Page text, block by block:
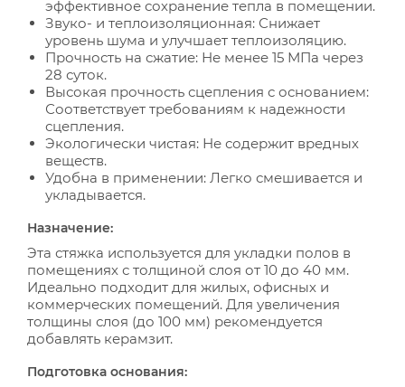
эффективное сохранение тепла в помещении.
Звуко- и теплоизоляционная: Снижает
уровень шума и улучшает теплоизоляцию.
Прочность на сжатие: Не менее 15 МПа через
28 суток.
Высокая прочность сцепления с основанием:
Соответствует требованиям к надежности
сцепления.
Экологически чистая: Не содержит вредных
веществ.
Удобна в применении: Легко смешивается и
укладывается.
Назначение:
Эта стяжка используется для укладки полов в
помещениях с толщиной слоя от 10 до 40 мм.
Идеально подходит для жилых, офисных и
коммерческих помещений. Для увеличения
толщины слоя (до 100 мм) рекомендуется
добавлять керамзит.
Подготовка основания: